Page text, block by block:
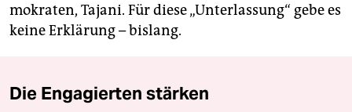
mo­kra­ten, Ta­ja­ni. Für diese „Un­ter­las­sung“ gebe es
keine Er­klä­rung – bis­lang.
Die Engagierten stärken